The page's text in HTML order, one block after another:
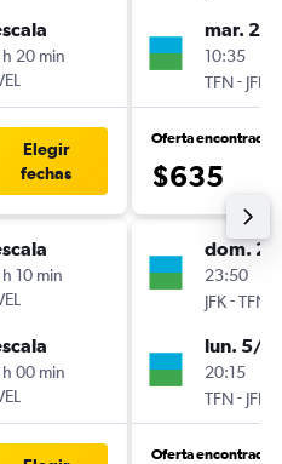
20 min
Elegir
fechas
10 min
00 min
mar. 24/
10:35
TFN- JFK
Oferta encontrada
$635
dom.
23:50
JFK-TFN
lun. 5/
20:15
TFN- JFK
Oferta encontrada